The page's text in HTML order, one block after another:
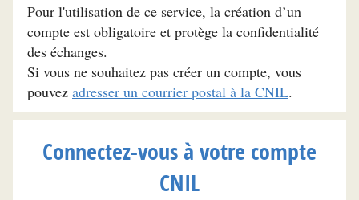
Pour l'utilisation de ce service, la création d’un
compte est obligatoire et protège la confidentialité
des échanges.
Si vous ne souhaitez pas créer un compte, vous
pouvez adresser un courrier postal à la CNIL.
Connectez-vous à votre compte
CNIL